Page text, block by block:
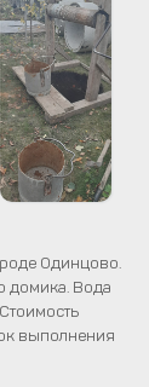
Одинцово.
домика. Вода
выполнения